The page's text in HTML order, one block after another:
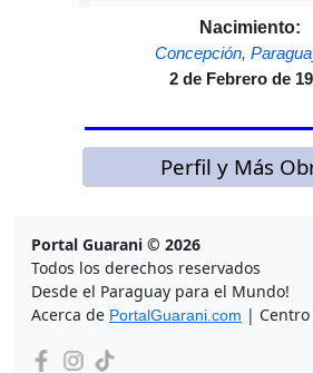
Nacimiento:
Concepción,
2 de Febrero de
Perfil y Más
Portal Guarani © 2026
Todos los derechos reservados
Desde el Paraguay para el Mundo!
Acerca de PortalGuarani.com |